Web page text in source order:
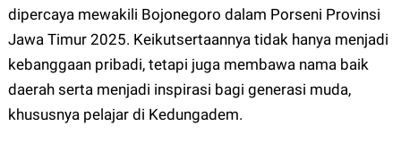
dipercaya mewakili Bojonegoro dalam Porseni Provinsi
Jawa Timur 2025. Keikutsertaannya tidak hanya menjadi
kebanggaan pribadi, tetapi juga membawa nama baik
daerah serta menjadi inspirasi bagi generasi muda,
khususnya pelajar di Kedungadem.